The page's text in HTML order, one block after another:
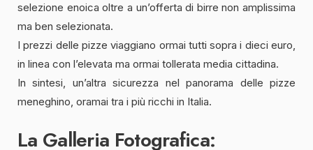
selezione enoica oltre a un’offerta di birre non amplissima
ma ben selezionata.
I prezzi delle pizze viaggiano ormai tutti sopra i dieci euro,
in linea con l’elevata ma ormai tollerata media cittadina.
In sintesi, un’altra sicurezza nel panorama delle pizze
meneghino, oramai tra i più ricchi in Italia.
La Galleria Fotografica: